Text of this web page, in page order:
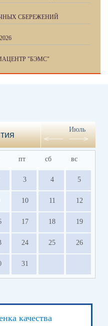
СБЕРЕЖЕНИЙ
"БЭМС"
Июль
пт сб вс
3 4 5
10 11 12
17 18 19
24 25 26
31
качества